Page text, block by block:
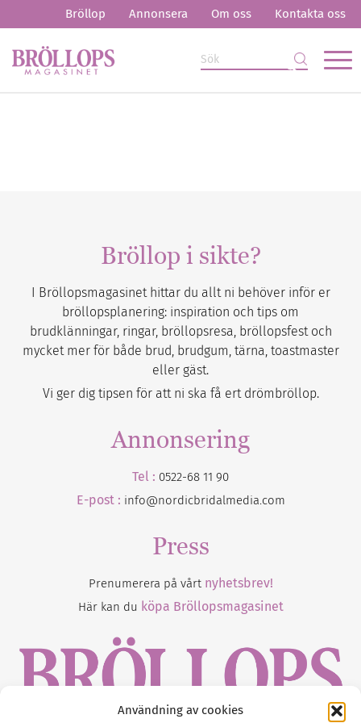
Användning av cookies
Bröllop Annonsera Om oss Kontakta oss
Bröllop i sikte?
I Bröllopsmagasinet hittar du allt ni behöver inför er
bröllopsplanering: inspiration och tips om
brudklänningar, ringar, bröllopsresa, bröllopsfest och
mycket mer för både brud, brudgum, tärna, toastmaster
eller gäst.
Vi ger dig tipsen för att ni ska få ert drömbröllop.
Annonsering
Tel : 0522-68 11 90
E-post : info@nordicbridalmedia.com
Press
Prenumerera på vårt nyhetsbrev!
Här kan du köpa Bröllopsmagasinet